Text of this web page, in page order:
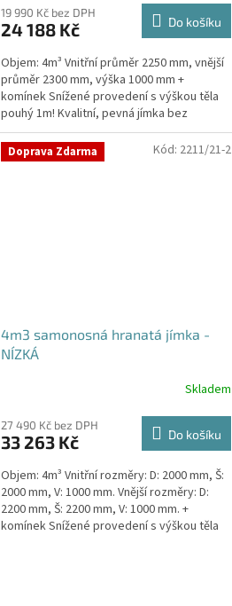
19 990 Kč bez DPH
24 188 Kč Do košíku
Objem: 4m³ Vnitřní průměr 2250 mm, vnější
průměr 2300 mm, výška 1000 mm +
komínek Snížené provedení s výškou těla
pouhý 1m! Kvalitní, pevná jímka bez
potřeby obetonování Průměr...
Doprava Zdarma
4m3 samonosná hranatá jímka -
NÍZKÁ
Skladem
27 490 Kč bez DPH
33 263 Kč Do košíku
Objem: 4m³ Vnitřní rozměry: D: 2000 mm, Š:
2000 mm, V: 1000 mm. Vnější rozměry: D:
2200 mm, Š: 2200 mm, V: 1000 mm. +
komínek Snížené provedení s výškou těla
Kód: 2211/21-2